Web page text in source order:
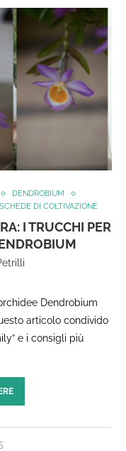
DENDROBIUM
SCHEDE DI COLTIVAZIONE
I TRUCCHI PER
Dendrobium
articolo condivido
e i consigli più